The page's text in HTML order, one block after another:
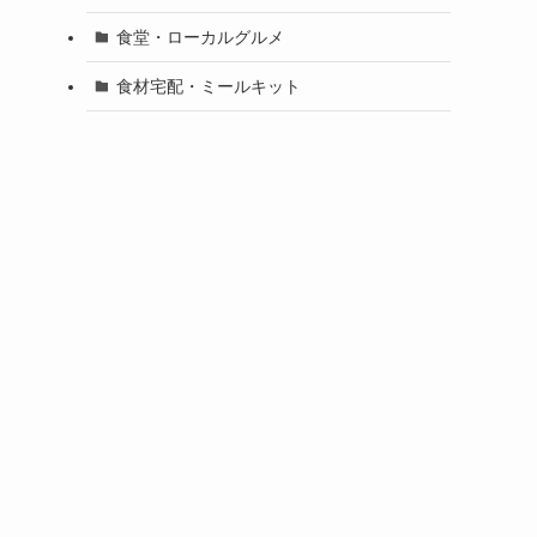
食堂・ローカルグルメ
食材宅配・ミールキット